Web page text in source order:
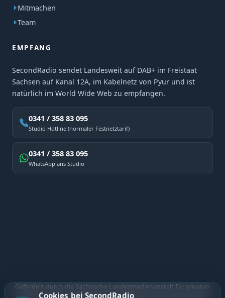
Mitmachen
Team
EMPFANG
SecondRadio sendet Landesweit auf DAB+ im Freistaat
Sachsen auf Kanal 12A, im Kabelnetz von Pyur und ist
natürlich im World Wide Web zu empfangen.
0341 / 358 83 095
Studio Hotline (normaler Festnetztarif)
0341 / 358 83 095
WhatsApp ans Studio
Gefördert durch die Sächsische Landesmedienanstalt für privaten
Cookies bei SecondRadio